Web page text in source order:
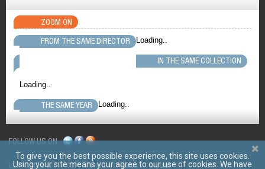
ZOOM ON
FROM THE SAME DIRECTOR
Loading..
IN THE SAME COLLECTION
Loading..
THE SAME YEAR Loading..
FOLLOW US ON
LES FILMS D'ICI CGV Mentions légales Contact
To give you the best possible experience, this site uses cookies.
Using your site means your agree to our use of cookies. We have